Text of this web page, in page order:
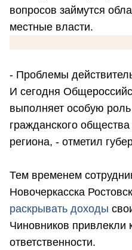
вопросов займутся
местные власти.
- Проблемы
И сегодня
выполняет особую
гражданского
региона, - отметил
Тем временем
Новочеркасска
раскрывать доходы
Чиновников привлекли
ответственности.